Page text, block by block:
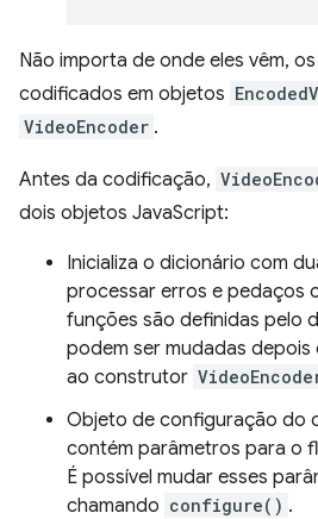
Não importa de onde eles vêm,
codificados em objetos
VideoEncoder .
Antes da codificação,
dois objetos JavaScript:
Inicializa o dicionário com
processar erros e pedaços
funções são definidas pelo
podem ser mudadas depois
ao construtor
Objeto de configuração do
contém parâmetros para o
É possível mudar esses
chamando configure() .